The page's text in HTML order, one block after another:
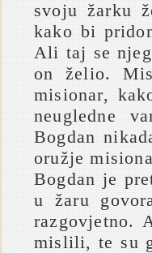
svoju žarku
kako bi
Ali taj se
on želio.
misionar,
neugledne
Bogdan
oružje
Bogdan je
u žaru
razgovjetno.
mislili, te su